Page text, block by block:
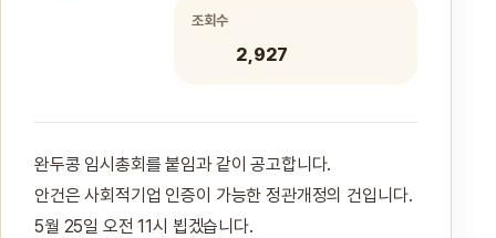
조회수
2,927
완두콩 임시총회를 붙임과 같이 공고합니다.
안건은 사회적기업 인증이 가능한 정관개정의 건입니다.
5월 25일 오전 11시 뵙겠습니다.